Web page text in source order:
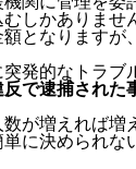
しかありま
となります
発的なトラ
反で逮捕された
が増えれば
に決められな